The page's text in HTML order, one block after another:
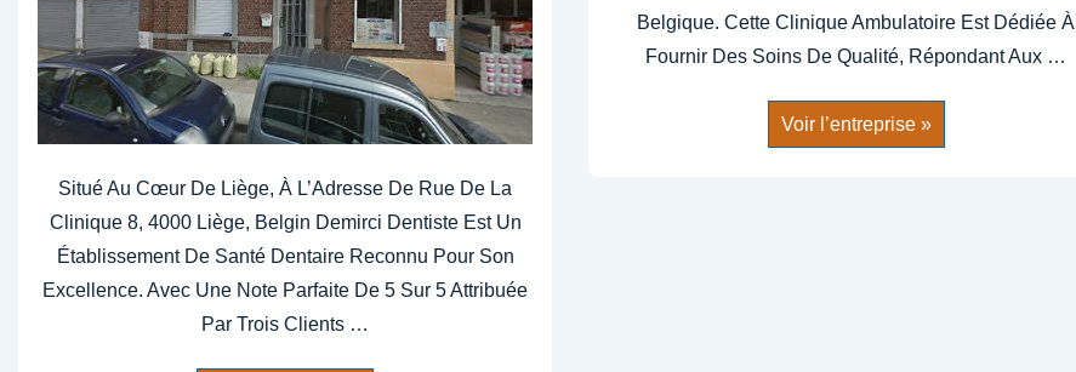
Situé Au Cœur De Liège, À L’Adresse De Rue De La
Clinique 8, 4000 Liège, Belgin Demirci Dentiste Est Un
Établissement De Santé Dentaire Reconnu Pour Son
Excellence. Avec Une Note Parfaite De 5 Sur 5 Attribuée
Par Trois Clients …
Belgique. Cette Clinique Ambulatoire Est Dédiée À
Fournir Des Soins De Qualité, Répondant Aux …
Clinique
Du
Mont
Voir l’entreprise »